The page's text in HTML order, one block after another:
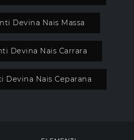
Devina Nais Massa
Devina Nais Carrara
Devina Nais Ceparana